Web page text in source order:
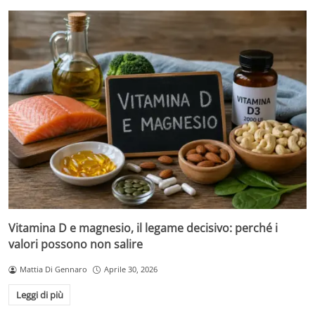
Vitamina D e magnesio, il legame decisivo: perché i
valori possono non salire
Mattia Di Gennaro Aprile 30, 2026
Leggi di più